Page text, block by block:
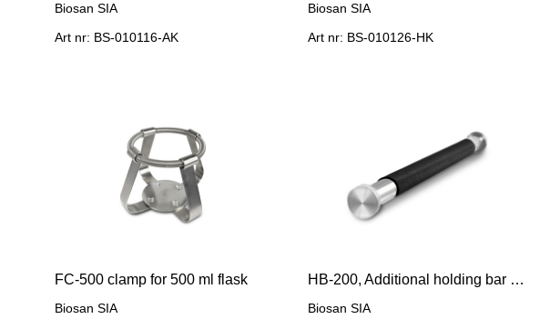
Biosan SIA
Art nr: BS-010116-AK
Biosan SIA
Art nr: BS-010126-HK
FC-500 clamp for 500 ml flask
Biosan SIA
HB-200, Additional holding bar for UP-12
Biosan SIA